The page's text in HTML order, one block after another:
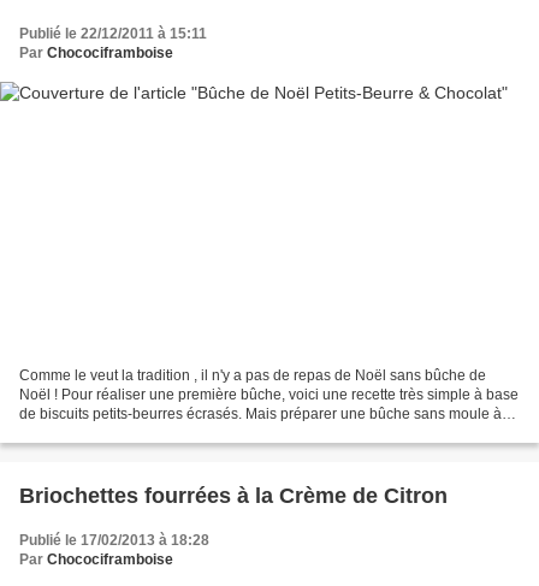
Publié le 22/12/2011 à 15:11
Par Chocociframboise
Comme le veut la tradition , il n'y a pas de repas de Noël sans bûche de
Noël ! Pour réaliser une première bûche, voici une recette très simple à base
de biscuits petits-beurres écrasés. Mais préparer une bûche sans moule à
Briochettes fourrées à la Crème de Citron
Publié le 17/02/2013 à 18:28
Par Chocociframboise